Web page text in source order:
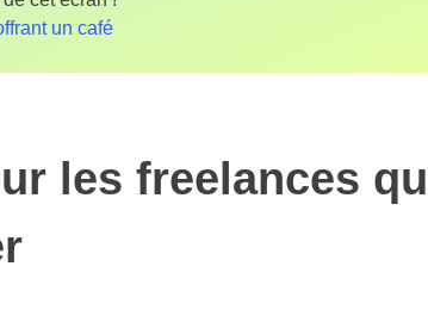
un café
les freelances